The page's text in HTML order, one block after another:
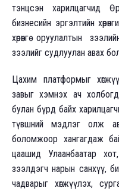
тэнцсэн харилцагчид
бизнесийн эргэлтийн
хөрөнгө оруулалтын
зээлийг судлуулан авах
Цахим платформыг
завыг хэмнэх ач
булан бүрд байх
түвшний мэдлэг олж
боломжоор хангагдаж
цаашид Улаанбаатар
зээлдэгч нарын санхүү,
чадварыг хөгжүүлэх,